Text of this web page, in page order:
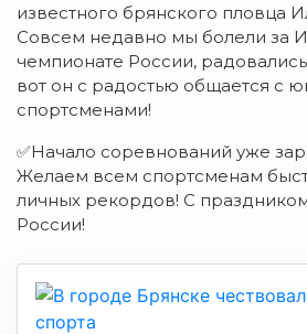
известного брянского пловца
Совсем недавно мы болели за
чемпионате России,
вот он с радостью общается с
спортсменами!
✅Начало соревнований уже
Желаем всем спортсменам
личных рекордов! С
России!